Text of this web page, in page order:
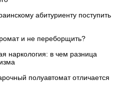
абитуриенту поступить
и не переборщить?
наркология: в чем разница
полуавтомат отличается